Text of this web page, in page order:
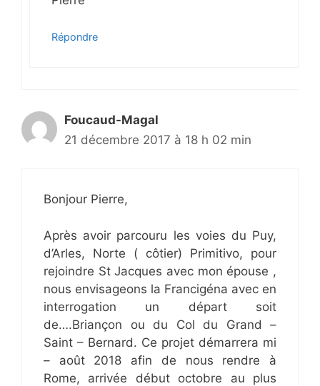
Répondre
Foucaud-Magal
21 décembre 2017 à 18 h 02 min
Bonjour Pierre,
Après avoir parcouru les voies du Puy,
d’Arles, Norte ( côtier) Primitivo, pour
rejoindre St Jacques avec mon épouse ,
nous envisageons la Francigéna avec en
interrogation un départ soit
de….Briançon ou du Col du Grand –
Saint – Bernard. Ce projet démarrera mi
– août 2018 afin de nous rendre à
Rome, arrivée début octobre au plus